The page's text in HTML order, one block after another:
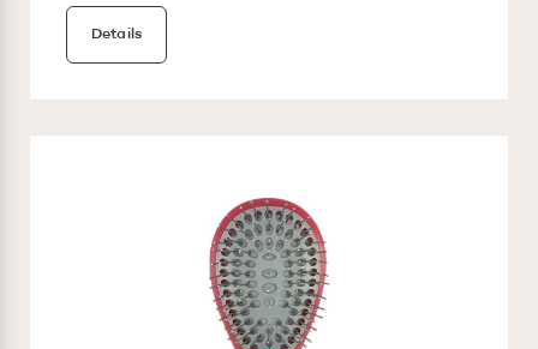
Details